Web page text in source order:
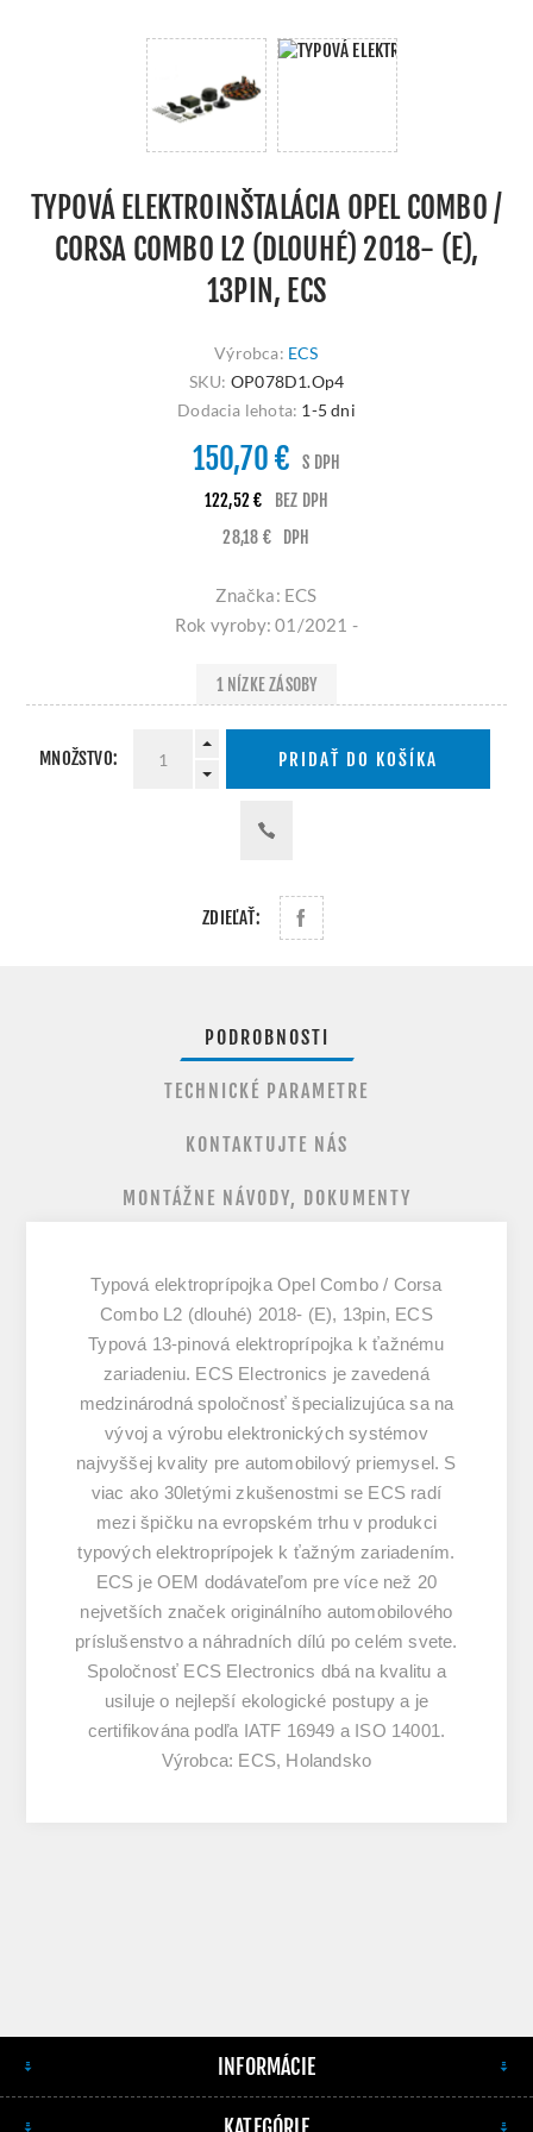
TYPOVÁ ELEKTROINŠTALÁCIA OPEL COMBO /
CORSA COMBO L2 (DLOUHÉ) 2018- (E),
13PIN, ECS
Výrobca: ECS
SKU: OP078D1.Op4
Dodacia lehota: 1-5 dni
150,70 €
S DPH
122,52 €
BEZ DPH
28,18 €
DPH
Značka: ECS
Rok vyroby: 01/2021 -
1 NÍZKE ZÁSOBY
MNOŽSTVO: PRIDAŤ DO KOŠÍKA
ZDIEĽAŤ:
PODROBNOSTI
TECHNICKÉ PARAMETRE
KONTAKTUJTE NÁS
MONTÁŽNE NÁVODY, DOKUMENTY
Typová elektroprípojka Opel Combo / Corsa
Combo L2 (dlouhé) 2018- (E), 13pin, ECS
Typová 13-pinová elektroprípojka k ťažnému
zariadeniu. ECS Electronics je zavedená
medzinárodná spoločnosť špecializujúca sa na
vývoj a výrobu elektronických systémov
najvyššej kvality pre automobilový priemysel. S
viac ako 30letými zkušenostmi se ECS radí
mezi špičku na evropském trhu v produkci
typových elektroprípojek k ťažným zariadením.
ECS je OEM dodávateľom pre více než 20
nejvetších značek originálního automobilového
príslušenstvo a náhradních dílú po celém svete.
Spoločnosť ECS Electronics dbá na kvalitu a
usiluje o nejlepší ekologické postupy a je
certifikována podľa IATF 16949 a ISO 14001.
Výrobca: ECS, Holandsko
INFORMÁCIE